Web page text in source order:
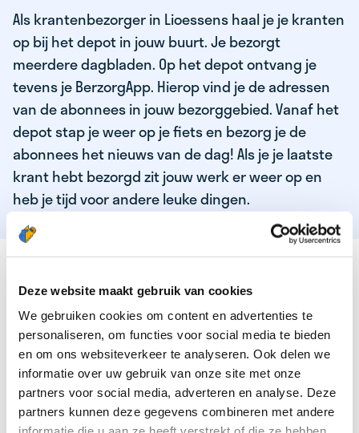
Deze website maakt gebruik van cookies
We gebruiken cookies om content en advertenties te
personaliseren, om functies voor social media te bieden
en om ons websiteverkeer te analyseren. Ook delen we
informatie over uw gebruik van onze site met onze
partners voor social media, adverteren en analyse. Deze
partners kunnen deze gegevens combineren met andere
Als krantenbezorger in Lioessens haal je je kranten
op bij het depot in jouw buurt. Je bezorgt
meerdere dagbladen. Op het depot ontvang je
tevens je BerzorgApp. Hierop vind je de adressen
van de abonnees in jouw bezorggebied. Vanaf het
depot stap je weer op je fiets en bezorg je de
abonnees het nieuws van de dag! Als je je laatste
krant hebt bezorgd zit jouw werk er weer op en
heb je tijd voor andere leuke dingen.
DEZE KWALITEITEN HEEFT ONZE TOP
KRANTENBEZORGER
Je bent verantwoordelijk en zelfstandig
Je houdt van lekker bewegen in de frisse lucht
Je houdt vooral van fijn werk dat lekker bijverdient!
Je wordt blij van het bezorgen van het laatste nieuws